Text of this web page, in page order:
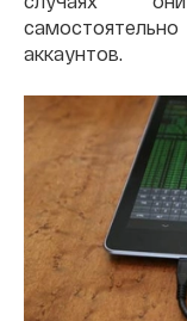
аккаунтов.